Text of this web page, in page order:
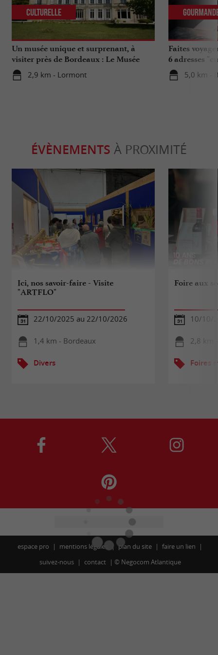
Un musée unique et surprenant, à
visiter près de Bordeaux : Le Musée
National de l’Assurance Maladie
2,9 km - Lormont
Culturelle
Faites
6 adresses
5,0 km -
ÉVÈNEMENTS À PROXIMITÉ
Ici, nos savoir-faire - Visite
"ARTFLO"
22/10/2025 au 22/10/2026
1,4 km - Bordeaux
Divers
Foire aux
10/10/
2,8 km
Foires
espace pro mentions légales plan du site
faire un lien
suivez-nous
contact © Negocom Atlantique